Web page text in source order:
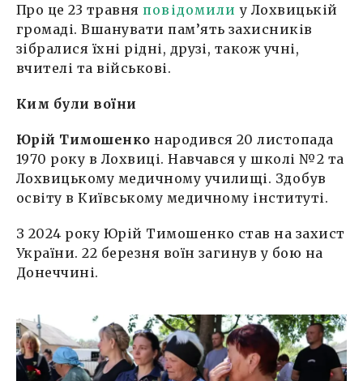
Про це 23 травняповідомили у Лохвицькій
громаді. Вшанувати пам’ять захисників
зібралися їхні рідні, друзі, також учні,
вчителі та військові.
Ким були воїни
Юрій Тимошенко народився 20 листопада
1970 року в Лохвиці. Навчався у школі №2 та
Лохвицькому медичному училищі. Здобув
освіту в Київському медичному інституті.
З 2024 року Юрій Тимошенко став на захист
України. 22 березня воїн загинув у бою на
Донеччині.